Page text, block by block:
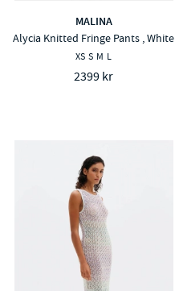
MALINA
Alycia Knitted Fringe Pants , White
XS S M L
2399 kr